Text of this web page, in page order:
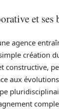
et ses
agence
création
constructive,
aux